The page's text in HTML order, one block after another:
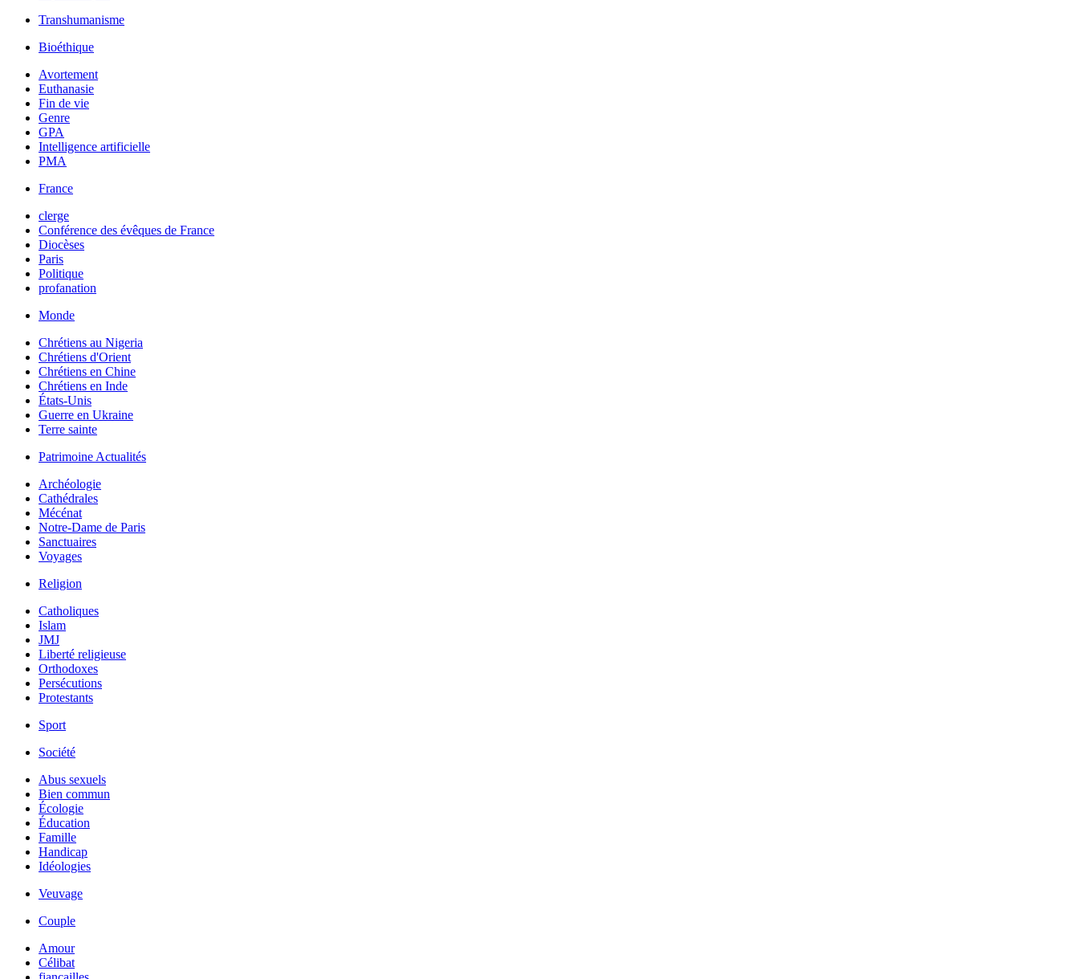
Transhumanisme
Bioéthique
Avortement
Euthanasie
Fin de vie
Genre
GPA
Intelligence artificielle
PMA
France
clerge
Conférence des évêques de France
Diocèses
Paris
Politique
profanation
Monde
Chrétiens au Nigeria
Chrétiens d'Orient
Chrétiens en Chine
Chrétiens en Inde
États-Unis
Guerre en Ukraine
Terre sainte
Patrimoine Actualités
Archéologie
Cathédrales
Mécénat
Notre-Dame de Paris
Sanctuaires
Voyages
Religion
Catholiques
Islam
JMJ
Liberté religieuse
Orthodoxes
Persécutions
Protestants
Sport
Société
Abus sexuels
Bien commun
Écologie
Éducation
Famille
Handicap
Idéologies
Veuvage
Couple
Amour
Célibat